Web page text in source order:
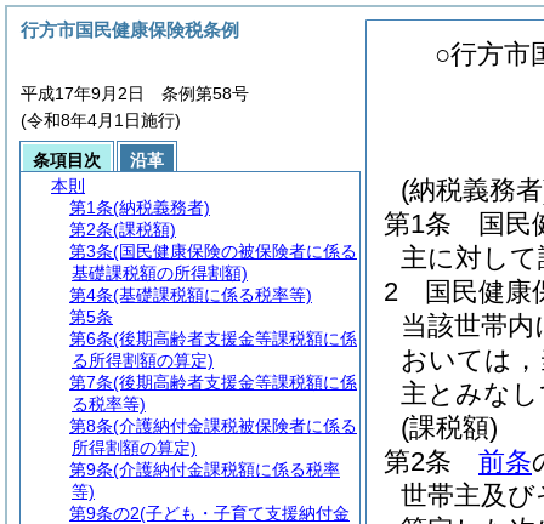
○行方市
(納税義務
第1条
国民
主に対し
2
国民健
当該世帯
おいては
主とみな
(課税額)
第2条
前条
世帯主及
行方市国民健康保険税条例
平成17年9月2日 条例第58号
(令和8年4月1日施行)
条項目次
沿革
本則
第1条(納税義務者)
第2条(課税額)
第3条(国民健康保険の被保険者に係る
基礎課税額の所得割額)
第4条(基礎課税額に係る税率等)
第5条
第6条(後期高齢者支援金等課税額に係
る所得割額の算定)
第7条(後期高齢者支援金等課税額に係
る税率等)
第8条(介護納付金課税被保険者に係る
所得割額の算定)
第9条(介護納付金課税額に係る税率
等)
第9条の2(子ども・子育て支援納付金